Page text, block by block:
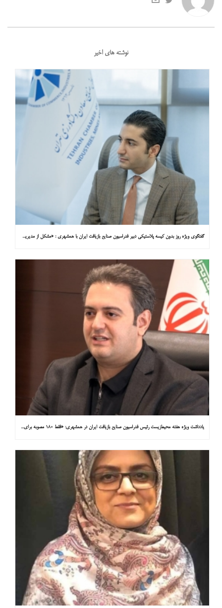
نوشته های اخیر
گفتگوی ویژه روز بدون کیسه پلاستیکی دبیر فدراسیون صنایع بازیافت ایران با همشهری : «مشکل از مدیریت پسماند پلاستیکی است، نه کیسه پلاستیکی»
یادداشت ویژه هفته محیط‌زیست رئیس فدراسیون صنایع بازیافت ایران در همشهری: «فقط ۱۸۰ مصوبه برای خارج کردن خودروهای فرسوده از خیابان‌ها»